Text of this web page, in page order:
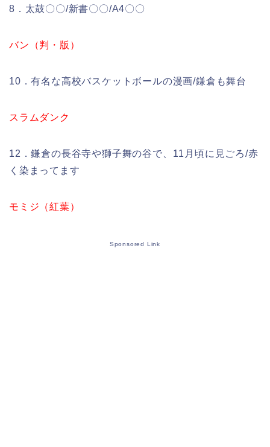
8．太鼓〇〇/新書〇〇/A4〇〇
バン（判・版）
10．有名な高校バスケットボールの漫画/鎌倉も舞台
スラムダンク
12．鎌倉の長谷寺や獅子舞の谷で、11月頃に見ごろ/赤
く染まってます
モミジ（紅葉）
Sponsored Link